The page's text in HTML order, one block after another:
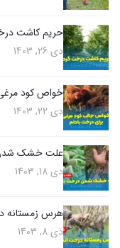
حریم کاشت
دی 26, 1403
خواص کود
دی 22, 1403
علت خشک
دی 18, 1403
هرس زمستانه
دی 8, 1403